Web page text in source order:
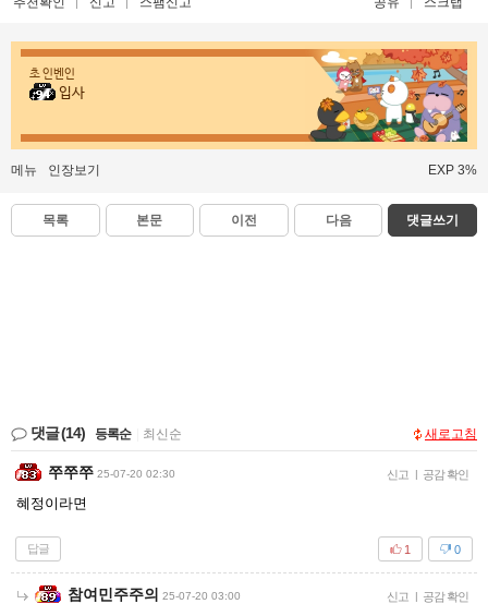
초 인벤인
입사
메뉴 인장보기 EXP 3%
목록 본문 이전 다음 댓글쓰기
댓글(14) 등록순 최신순 새로고침
쭈쭈쭈 25-07-20 02:30 신고 | 공감 확인
혜정이라면
답글 0
1
참여민주주의 25-07-20 03:00 신고 | 공감 확인